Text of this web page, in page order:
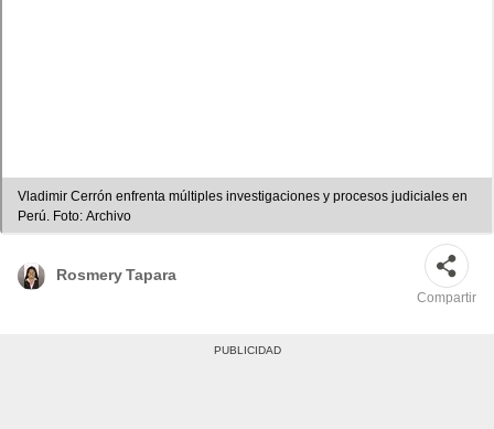
Vladimir Cerrón enfrenta múltiples investigaciones y procesos judiciales en
Perú. Foto: Archivo
Rosmery Tapara
Compartir